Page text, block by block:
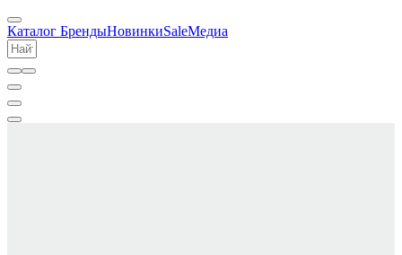
Каталог БрендыНовинкиSaleМедиа